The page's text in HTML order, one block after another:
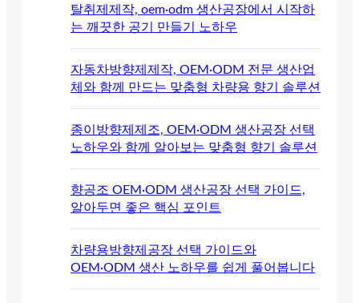
탈취제제작, oem·odm 생산공장에서 시작하
는 깨끗한 공기 만들기 노하우
자동차방향제제작, OEM·ODM 전문 생산업
체와 함께 만드는 맞춤형 차량용 향기 솔루션
종이방향제제조, OEM·ODM 생산공장 선택
노하우와 함께 알아보는 맞춤형 향기 솔루션
향공조 OEM·ODM 생산공장 선택 가이드,
알아두면 좋은 핵심 포인트
차량용방향제공장 선택 가이드와
OEM·ODM 생산 노하우를 쉽게 풀어봅니다